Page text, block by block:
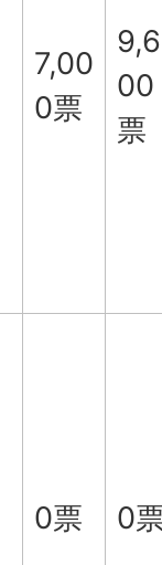
7,00
0票
9,6
00
票
0票 0